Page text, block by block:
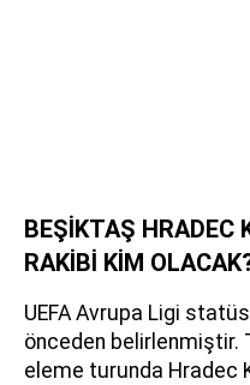
BEŞİKTAŞ HRADEC
RAKİBİ KİM
UEFA Avrupa Ligi
önceden belirlenmiştir.
eleme turunda Hradec